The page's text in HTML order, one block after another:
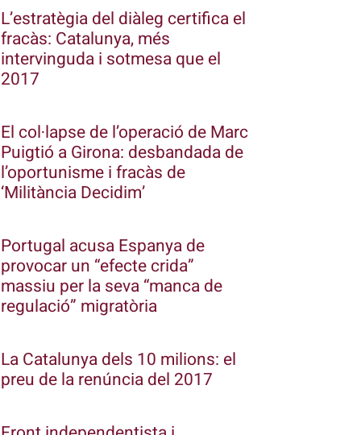
L’estratègia del diàleg certifica el
fracàs: Catalunya, més
intervinguda i sotmesa que el
2017
El col·lapse de l’operació de Marc
Puigtió a Girona: desbandada de
l’oportunisme i fracàs de
‘Militància Decidim’
Portugal acusa Espanya de
provocar un “efecte crida”
massiu per la seva “manca de
regulació” migratòria
La Catalunya dels 10 milions: el
preu de la renúncia del 2017